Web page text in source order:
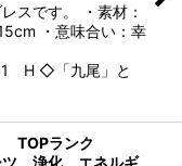
スです。 ・素材：
・意味合い：幸
H ◇「九尾」と
TOPランク
浄化 エネルギ